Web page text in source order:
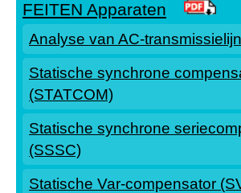
FEITEN Apparaten
Analyse van AC-
Statische synchrone
(STATCOM)
Statische synchrone
(SSSC)
Statische Var-compensator